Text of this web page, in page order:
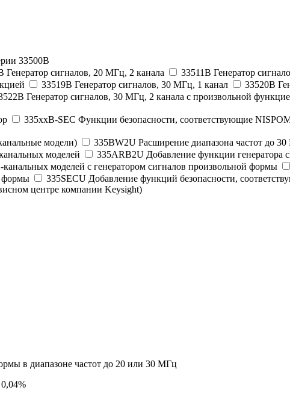
33500B
Генератор сигналов, 20 МГц, 2 канала 33511B Генератор
33519B Генератор сигналов, 30 МГц, 1 канал 33520B
Генератор сигналов, 30 МГц, 2 канала с произвольной
335xxB-SEC Функции безопасности, соответствующие
модели)
335BW2U Расширение диапазона частот до
моделей
335ARB2U Добавление функции генератора
моделей с генератором сигналов произвольной формы
формы
335SECU Добавление функций безопасности,
центре компании Keysight)
в диапазоне частот до 20 или 30 MГц